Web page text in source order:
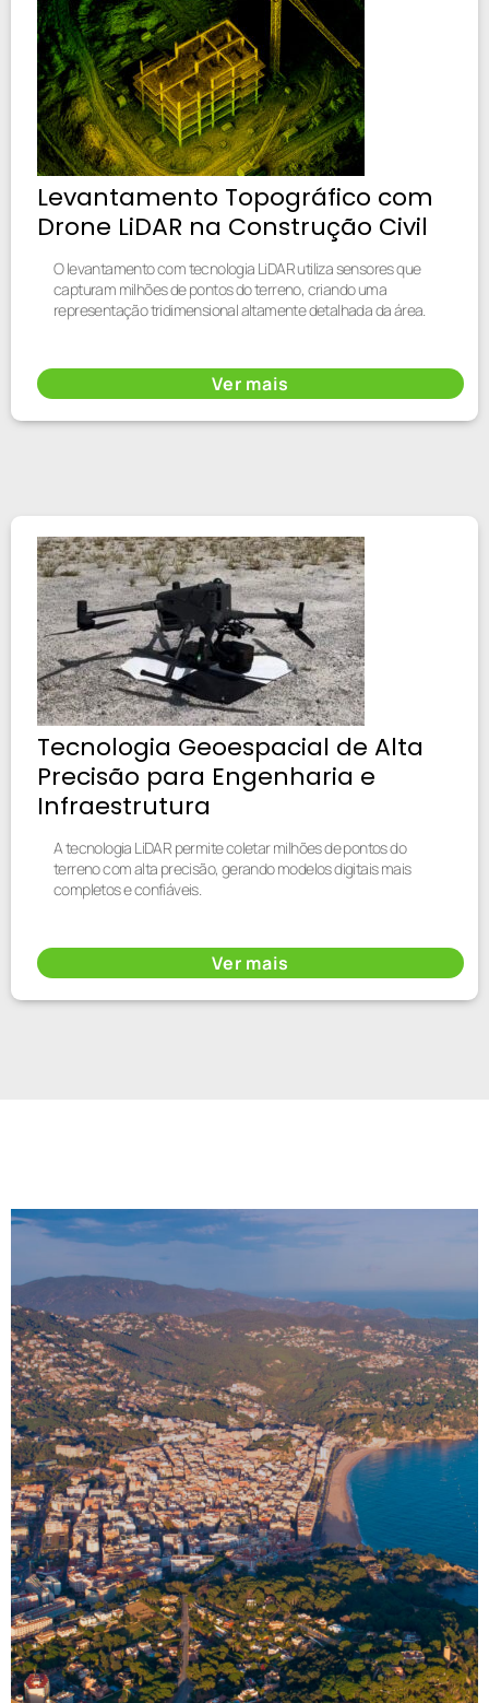
Levantamento Topográfico com
Drone LiDAR na Construção Civil
O levantamento com tecnologia LiDAR utiliza sensores que
capturam milhões de pontos do terreno, criando uma
representação tridimensional altamente detalhada da área.
Ver mais
Tecnologia Geoespacial de Alta
Precisão para Engenharia e
Infraestrutura
A tecnologia LiDAR permite coletar milhões de pontos do
terreno com alta precisão, gerando modelos digitais mais
completos e confiáveis.
Ver mais